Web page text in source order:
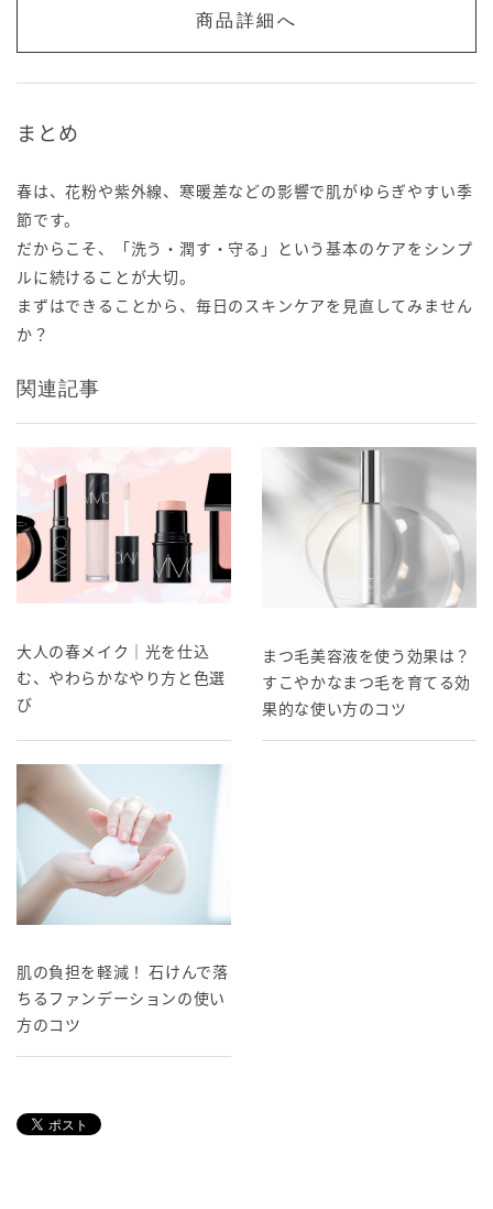
商品詳細へ
まとめ
春は、花粉や紫外線、寒暖差などの影響で肌がゆらぎやすい季
節です。
だからこそ、「洗う・潤す・守る」という基本のケアをシンプ
ルに続けることが大切。
まずはできることから、毎日のスキンケアを見直してみません
か？
関連記事
大人の春メイク｜光を仕込
む、やわらかなやり方と色選
び
まつ毛美容液を使う効果は？
すこやかなまつ毛を育てる効
果的な使い方のコツ
肌の負担を軽減！ 石けんで落
ちるファンデーションの使い
方のコツ